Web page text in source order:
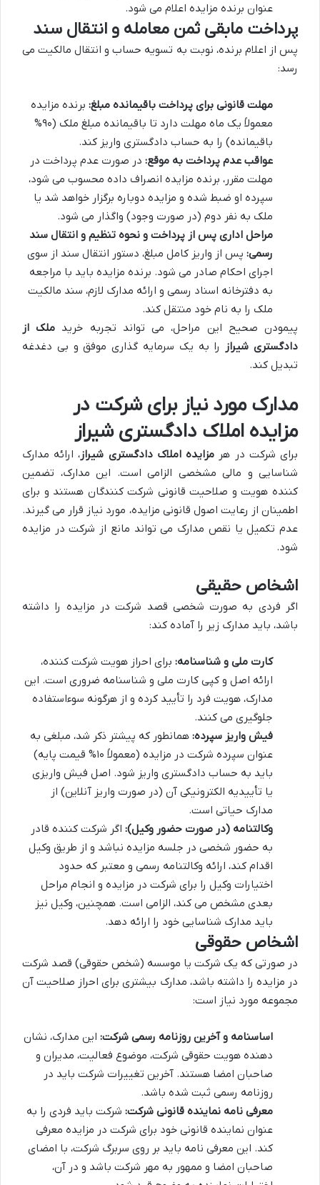
عنوان برنده مزایده اعلام می شود.
پرداخت مابقی ثمن معامله و انتقال سند
پس از اعلام برنده، نوبت به تسویه حساب و انتقال مالکیت می
رسد:
مهلت قانونی برای پرداخت باقیمانده مبلغ: برنده مزایده
معمولاً یک ماه مهلت دارد تا باقیمانده مبلغ ملک (۹۰%
باقیمانده) را به حساب دادگستری واریز کند.
عواقب عدم پرداخت به موقع: در صورت عدم پرداخت در
مهلت مقرر، برنده مزایده انصراف داده محسوب می شود،
سپرده او ضبط شده و مزایده دوباره برگزار خواهد شد یا
ملک به نفر دوم (در صورت وجود) واگذار می شود.
مراحل اداری پس از پرداخت و نحوه تنظیم و انتقال سند
رسمی: پس از واریز کامل مبلغ، دستور انتقال سند از سوی
اجرای احکام صادر می شود. برنده مزایده باید با مراجعه
به دفترخانه اسناد رسمی و ارائه مدارک لازم، سند مالکیت
ملک را به نام خود منتقل کند.
پیمودن صحیح این مراحل، می تواند تجربه خرید ملک از
دادگستری شیراز را به یک سرمایه گذاری موفق و بی دغدغه
تبدیل کند.
مدارک مورد نیاز برای شرکت در
مزایده املاک دادگستری شیراز
برای شرکت در هر مزایده املاک دادگستری شیراز، ارائه مدارک
شناسایی و مالی مشخصی الزامی است. این مدارک، تضمین
کننده هویت و صلاحیت قانونی شرکت کنندگان هستند و برای
اطمینان از رعایت اصول قانونی مزایده، مورد نیاز قرار می گیرند.
عدم تکمیل یا نقص مدارک می تواند مانع از شرکت در مزایده
شود.
اشخاص حقیقی
اگر فردی به صورت شخصی قصد شرکت در مزایده را داشته
باشد، باید مدارک زیر را آماده کند:
کارت ملی و شناسنامه: برای احراز هویت شرکت کننده،
ارائه اصل و کپی کارت ملی و شناسنامه ضروری است. این
مدارک، هویت فرد را تأیید کرده و از هرگونه سوءاستفاده
جلوگیری می کنند.
فیش واریز سپرده: همانطور که پیشتر ذکر شد، مبلغی به
عنوان سپرده شرکت در مزایده (معمولاً ۱۰% قیمت پایه)
باید به حساب دادگستری واریز شود. اصل فیش واریزی
یا تأییدیه الکترونیکی آن (در صورت واریز آنلاین) از
مدارک حیاتی است.
وکالتنامه (در صورت حضور وکیل): اگر شرکت کننده قادر
به حضور شخصی در جلسه مزایده نباشد و از طریق وکیل
اقدام کند، ارائه وکالتنامه رسمی و معتبر که حدود
اختیارات وکیل را برای شرکت در مزایده و انجام مراحل
بعدی مشخص می کند، الزامی است. همچنین، وکیل نیز
باید مدارک شناسایی خود را ارائه دهد.
اشخاص حقوقی
در صورتی که یک شرکت یا موسسه (شخص حقوقی) قصد شرکت
در مزایده را داشته باشد، مدارک بیشتری برای احراز صلاحیت آن
مجموعه مورد نیاز است:
اساسنامه و آخرین روزنامه رسمی شرکت: این مدارک، نشان
دهنده هویت حقوقی شرکت، موضوع فعالیت، مدیران و
صاحبان امضا هستند. آخرین تغییرات شرکت باید در
روزنامه رسمی ثبت شده باشد.
معرفی نامه نماینده قانونی شرکت: شرکت باید فردی را به
عنوان نماینده قانونی خود برای شرکت در مزایده معرفی
کند. این معرفی نامه باید بر روی سربرگ شرکت، با امضای
صاحبان امضا و ممهور به مهر شرکت باشد و در آن،